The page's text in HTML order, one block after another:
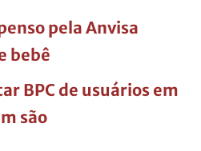
pela Anvisa
bebê
BPC de usuários em
são